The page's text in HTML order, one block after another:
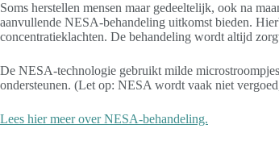
Soms herstellen mensen maar gedeeltelijk, ook na
aanvullende NESA-behandeling uitkomst bieden.
concentratieklachten. De behandeling wordt altijd
De NESA-technologie gebruikt milde
ondersteunen. (Let op: NESA wordt vaak niet
Lees hier meer over NESA-behandeling.